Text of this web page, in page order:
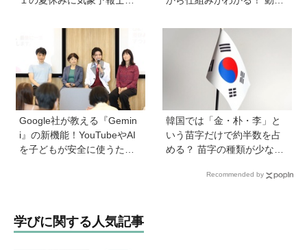
院で「学ぶ楽しさ」をずっ
も「楽しい」をバックアッ
プする方法も
り
Google社が教える『Gemin
i』の新機能！YouTubeやAI
を子どもが安全に使うため
韓国では「金・朴・李」と
いう苗字だけで約半数を占
める？ 苗字の種類が少ない
Recommended by
学びに関する人気記事